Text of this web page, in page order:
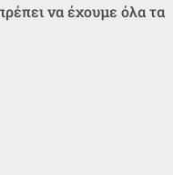
να έχουμε όλα τα